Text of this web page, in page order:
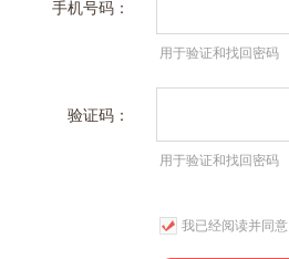
手机号码：
用于验证和找回密码
验证码：
用于验证和找回密码
我已经阅读并同意